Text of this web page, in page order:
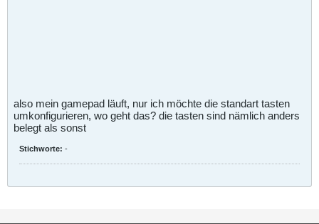
also mein gamepad läuft, nur ich möchte die standart tasten
umkonfigurieren, wo geht das? die tasten sind nämlich anders
belegt als sonst
Stichworte: -